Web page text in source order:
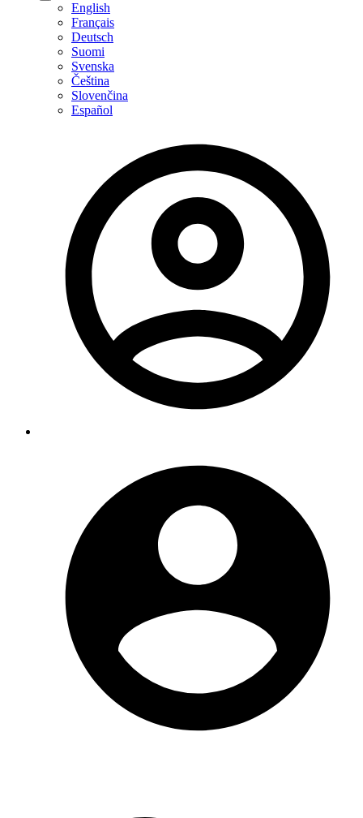
English
Français
Deutsch
Suomi
Svenska
Čeština
Slovenčina
Español